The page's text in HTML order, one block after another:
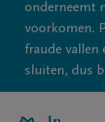
onderneemt
voorkomen.
fraude
sluiten, dus